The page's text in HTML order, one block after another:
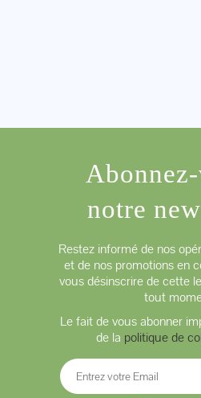
notre
Restez informé de nos
et de nos promotions en
vous désinscrire de cette
tout
Le fait de vous abonner
de la politique de